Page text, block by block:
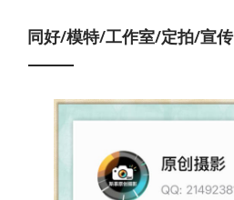
同好/模特/工作室/定拍/宣传